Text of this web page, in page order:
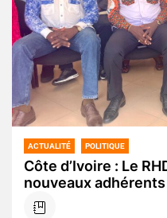
ACTUALITÉ POLITIQUE
Côte d’Ivoire : Le
nouveaux